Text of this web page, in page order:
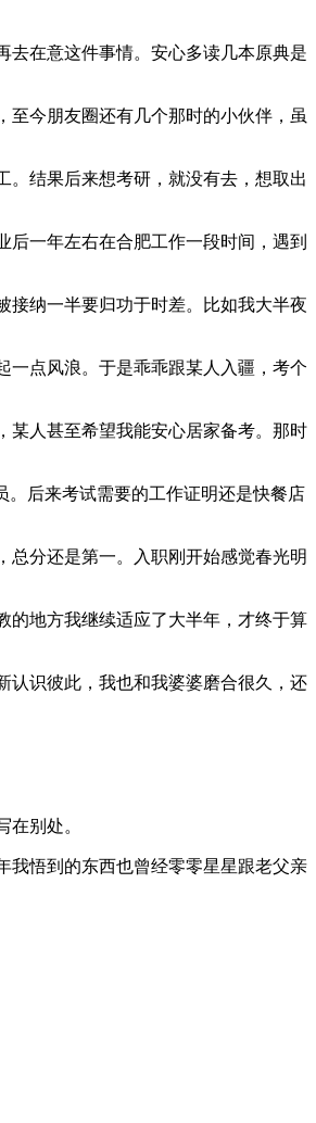
去在意这件事情。安心多读几本原典是
至今朋友圈还有几个那时的小伙伴，虽
。结果后来想考研，就没有去，想取出
一年左右在合肥工作一段时间，遇到
接纳一半要归功于时差。比如我大半夜
一点风浪。于是乖乖跟某人入疆，考个
某人甚至希望我能安心居家备考。那时
。后来考试需要的工作证明还是快餐店
总分还是第一。入职刚开始感觉春光明
的地方我继续适应了大半年，才终于算
认识彼此，我也和我婆婆磨合很久，还
别处。
我悟到的东西也曾经零零星星跟老父亲